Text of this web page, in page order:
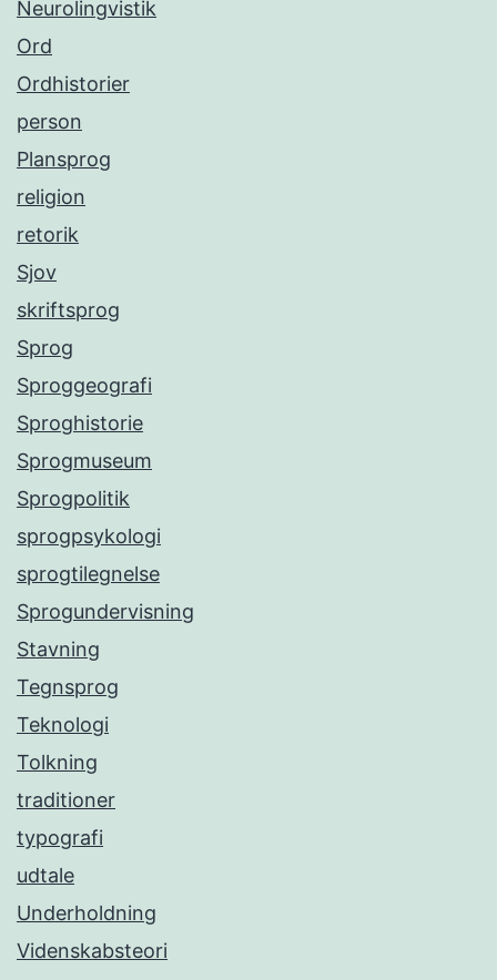
Neurolingvistik
Ord
Ordhistorier
person
Plansprog
religion
retorik
Sjov
skriftsprog
Sprog
Sproggeografi
Sproghistorie
Sprogmuseum
Sprogpolitik
sprogpsykologi
sprogtilegnelse
Sprogundervisning
Stavning
Tegnsprog
Teknologi
Tolkning
traditioner
typografi
udtale
Underholdning
Videnskabsteori